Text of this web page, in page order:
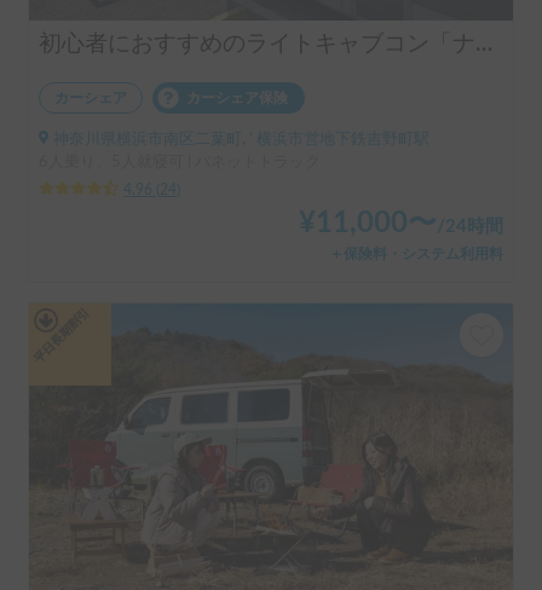
初心者におすすめのライトキャブコン「ナッツRV社マッシュ号」
カーシェア カーシェア保険
神奈川県横浜市南区二葉町, ' 横浜市営地下鉄吉野町駅
4.96
24
¥ 11,000〜 /24時間
＋保険料・システム利用料